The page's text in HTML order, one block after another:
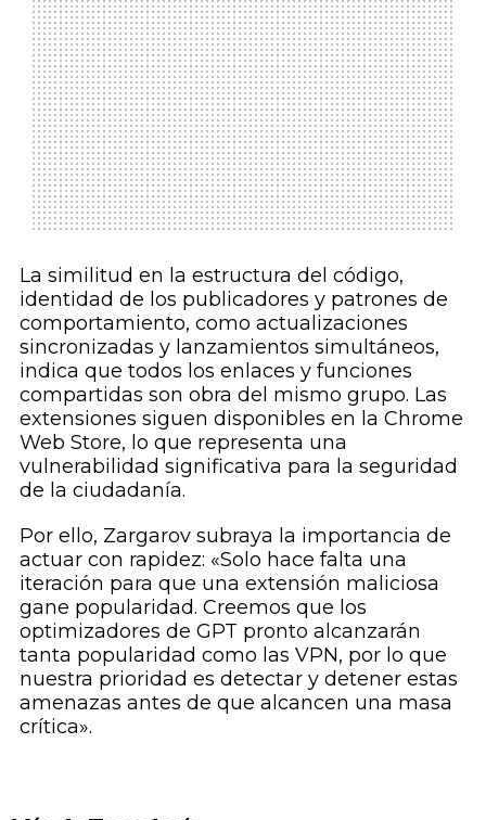
La similitud en la estructura del código,
identidad de los publicadores y patrones de
comportamiento, como actualizaciones
sincronizadas y lanzamientos simultáneos,
indica que todos los enlaces y funciones
compartidas son obra del mismo grupo. Las
extensiones siguen disponibles en la Chrome
Web Store, lo que representa una
vulnerabilidad significativa para la seguridad
de la ciudadanía.
Por ello, Zargarov subraya la importancia de
actuar con rapidez: «Solo hace falta una
iteración para que una extensión maliciosa
gane popularidad. Creemos que los
optimizadores de GPT pronto alcanzarán
tanta popularidad como las VPN, por lo que
nuestra prioridad es detectar y detener estas
amenazas antes de que alcancen una masa
crítica».